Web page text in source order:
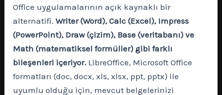
Office uygulamalarının açık kaynaklı bir
alternatifi.Writer (Word), Calc (Excel), Impress
(PowerPoint), Draw (çizim), Base (veritabanı) ve
Math (matematiksel formüller) gibi farklı
bileşenleri içeriyor. LibreOffice, Microsoft Office
formatları (doc, docx, xls, xlsx, ppt, pptx) ile
uyumlu olduğu için, mevcut belgelerinizi